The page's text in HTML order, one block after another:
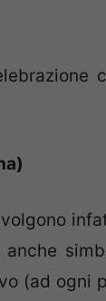
(ad ogni